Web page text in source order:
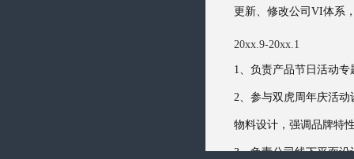
更新、修改公司VI体系
20xx.9-20xx.1
1、负责产品节日活动
2、参与双虎周年庆活
物料设计，强调品牌特
3、负责公司线下平面